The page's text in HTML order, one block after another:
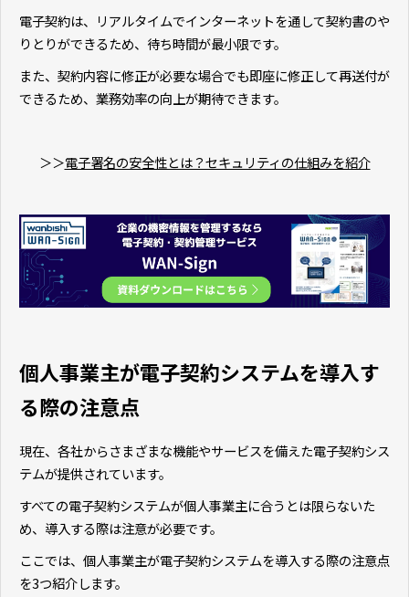
電子契約は、リアルタイムでインターネットを通して契約書のや
りとりができるため、待ち時間が最小限です。
また、契約内容に修正が必要な場合でも即座に修正して再送付が
できるため、業務効率の向上が期待できます。
＞＞電子署名の安全性とは？セキュリティの仕組みを紹介
個人事業主が電子契約システムを導入す
る際の注意点
現在、各社からさまざまな機能やサービスを備えた電子契約シス
テムが提供されています。
すべての電子契約システムが個人事業主に合うとは限らないた
め、導入する際は注意が必要です。
ここでは、個人事業主が電子契約システムを導入する際の注意点
を3つ紹介します。